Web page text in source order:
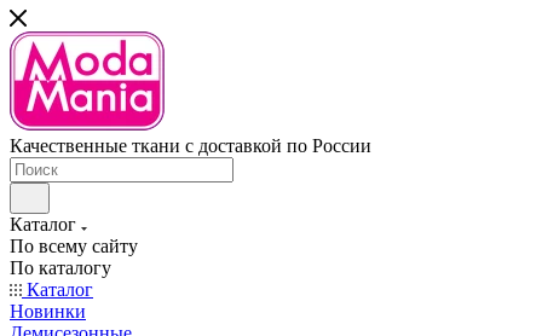
Качественные ткани с доставкой по России
Каталог
По всему сайту
По каталогу
Каталог
Новинки